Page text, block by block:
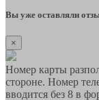
Вы уже оставляли
×
Номер карты
стороне. Номер
вводится без 8 в